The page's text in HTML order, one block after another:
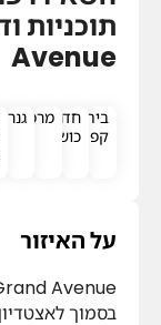
Avenue
בית
קפה
חדר
כושר
מרפסת
על האיזור